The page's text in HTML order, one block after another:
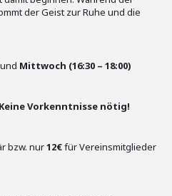
der Geist zur Ruhe und die
und Mittwoch (16:30 – 18:00)
Vorkenntnisse nötig!
bzw. nur12€für Vereinsmitglieder